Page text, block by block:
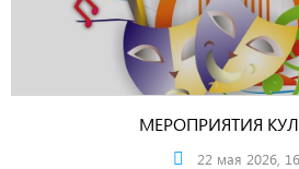
МЕРОПРИЯТИЯ
22 мая 2026,